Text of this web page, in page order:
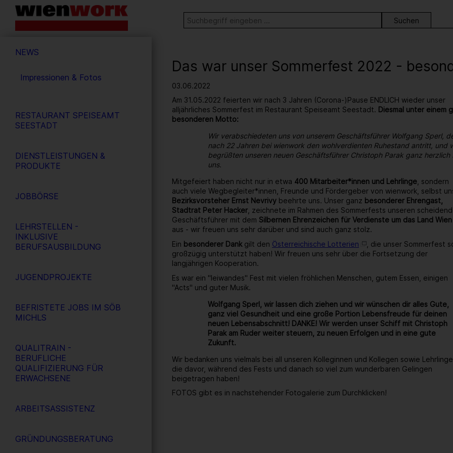
Barrierefreie
Bedienung
Webseite
Stichwortsuche
SUCHE
NEWS
Impressionen & Fotos
RESTAURANT SPEISEAMT
SEESTADT
DIENSTLEISTUNGEN &
PRODUKTE
JOBBÖRSE
LEHRSTELLEN -
INKLUSIVE
BERUFSAUSBILDUNG
JUGENDPROJEKTE
BEFRISTETE JOBS IM SÖB
MICHLS
QUALITRAIN -
BERUFLICHE
QUALIFIZIERUNG FÜR
ERWACHSENE
ARBEITSASSISTENZ
GRÜNDUNGSBERATUNG
Das war unser Sommerfest 2022 -
03.06.2022
Am 31.05.2022 feierten wir nach 3 Jahren (Corona-)Pause ENDLICH wieder unser
alljährliches Sommerfest im Restaurant Speiseamt Seestadt. Diesmal unter einem
besonderen Motto:
Wir verabschiedeten uns von unserem Geschäftsführer Wolfgang Sperl,
nach 22 Jahren bei wienwork den wohlverdienten Ruhestand antritt, und
begrüßten unseren neuen Geschäftsführer Christoph Parak ganz herzlich
uns.
Mitgefeiert haben nicht nur in etwa 400 Mitarbeiter*innen und Lehrlinge , sondern
auch viele Wegbegleiter*innen, Freunde und Fördergeber von wienwork, selbst
Bezirksvorsteher Ernst Nevrivy beehrte uns. Unser ganz besonderer Ehrengast,
Stadtrat Peter Hacker , zeichnete im Rahmen des Sommerfests unseren
Geschäftsführer mit dem Silbernen Ehrenzeichen für Verdienste um das Land Wien
aus - wir freuen uns sehr darüber und sind auch ganz stolz.
Ein besonderer Dank gilt den Österreichische Lotterien
, die unser Sommerfest
großzügig unterstützt haben! Wir freuen uns sehr über die Fortsetzung der
langjährigen Kooperation.
Es war ein "leiwandes" Fest mit vielen fröhlichen Menschen, gutem Essen, einigen
"Acts" und guter Musik.
Wolfgang Sperl, wir lassen dich ziehen und wir wünschen dir alles Gute,
ganz viel Gesundheit und eine große Portion Lebensfreude für deinen
neuen Lebensabschnitt! DANKE! Wir werden unser Schiff mit Christoph
Parak am Ruder weiter steuern, zu neuen Erfolgen und in eine gute
Zukunft.
Wir bedanken uns vielmals bei all unseren Kolleginnen und Kollegen sowie
die davor, während des Fests und danach so viel zum wunderbaren Gelingen
beigetragen haben!
FOTOS gibt es in nachstehender Fotogalerie zum Durchklicken!